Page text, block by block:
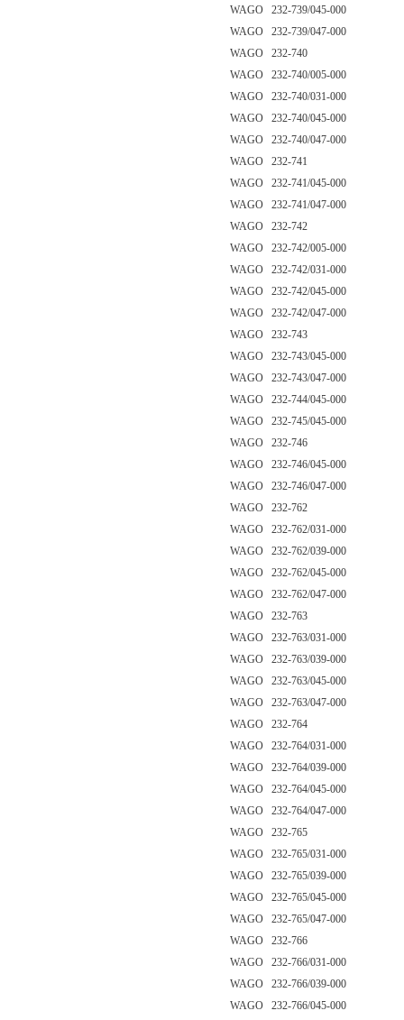
WAGO 232-739/045-000
WAGO 232-739/047-000
WAGO 232-740
WAGO 232-740/005-000
WAGO 232-740/031-000
WAGO 232-740/045-000
WAGO 232-740/047-000
WAGO 232-741
WAGO 232-741/045-000
WAGO 232-741/047-000
WAGO 232-742
WAGO 232-742/005-000
WAGO 232-742/031-000
WAGO 232-742/045-000
WAGO 232-742/047-000
WAGO 232-743
WAGO 232-743/045-000
WAGO 232-743/047-000
WAGO 232-744/045-000
WAGO 232-745/045-000
WAGO 232-746
WAGO 232-746/045-000
WAGO 232-746/047-000
WAGO 232-762
WAGO 232-762/031-000
WAGO 232-762/039-000
WAGO 232-762/045-000
WAGO 232-762/047-000
WAGO 232-763
WAGO 232-763/031-000
WAGO 232-763/039-000
WAGO 232-763/045-000
WAGO 232-763/047-000
WAGO 232-764
WAGO 232-764/031-000
WAGO 232-764/039-000
WAGO 232-764/045-000
WAGO 232-764/047-000
WAGO 232-765
WAGO 232-765/031-000
WAGO 232-765/039-000
WAGO 232-765/045-000
WAGO 232-765/047-000
WAGO 232-766
WAGO 232-766/031-000
WAGO 232-766/039-000
WAGO 232-766/045-000